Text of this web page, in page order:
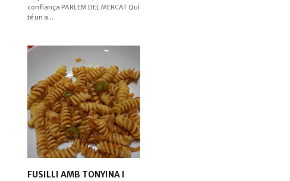
confiança PARLEM DEL MERCAT Qui
té un a...
FUSILLI AMB TONYINA I